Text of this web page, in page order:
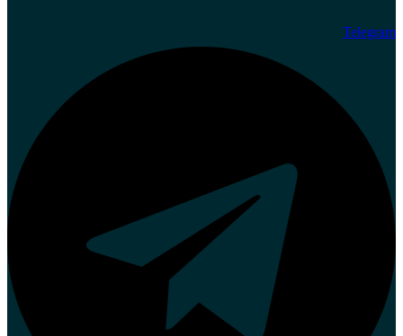
Telegram